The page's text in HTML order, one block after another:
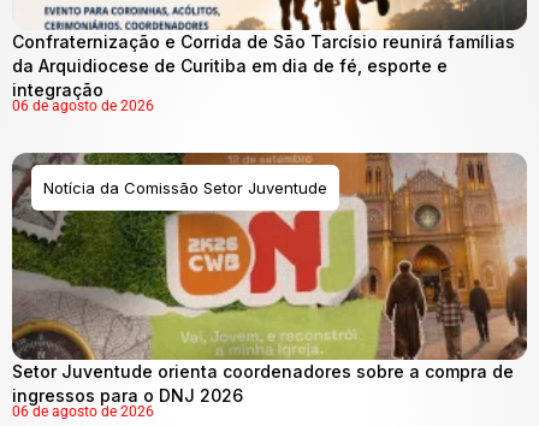
Confraternização e Corrida de São Tarcísio reunirá famílias
da Arquidiocese de Curitiba em dia de fé, esporte e
integração
06 de agosto de 2026
Notícia da Comissão Setor Juventude
Setor Juventude orienta coordenadores sobre a compra de
ingressos para o DNJ 2026
06 de agosto de 2026